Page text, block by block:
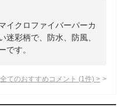
イクロファイバーパーカ
迷彩柄で、防水、防風、
です。
全てのおすすめコメント (1 件) >